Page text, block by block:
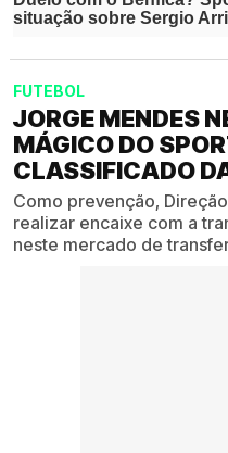
FUTEBOL
JORGE MENDES
MÁGICO DO
CLASSIFICADO
Como prevenção,
realizar encaixe com a
neste mercado de